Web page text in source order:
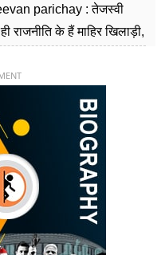
parichay : तेजस्वी
राजनीति के हैं माहिर खिलाड़ी,